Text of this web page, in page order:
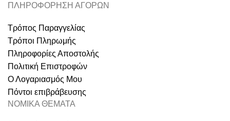
ΠΛΗΡΟΦΟΡΗΣΗ ΑΓΟΡΩΝ
Τρόπος Παραγγελίας
Τρόποι Πληρωμής
Πληροφορίες Αποστολής
Πολιτική Επιστροφών
Ο Λογαριασμός Μου
Πόντοι επιβράβευσης
ΝΟΜΙΚΑ ΘΕΜΑΤΑ